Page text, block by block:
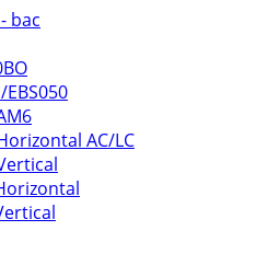
bac
EBS050
AC/LC